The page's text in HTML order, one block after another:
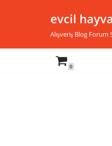
evcil
Alışveriş Blog Forum
0